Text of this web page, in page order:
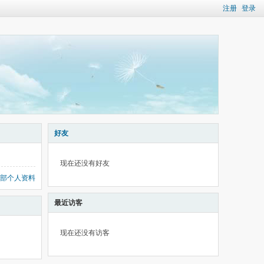
注册 登录
个人资料
好友
现在还没有好友
最近访客
现在还没有访客